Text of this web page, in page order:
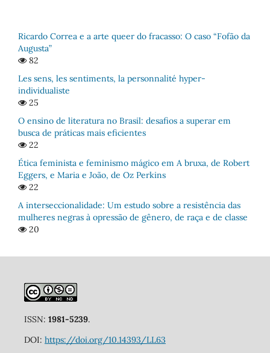
Ricardo Correa e a arte queer do fracasso: O caso “Fofão da
Augusta”
82
Les sens, les sentiments, la personnalité hyper-
individualiste
25
O ensino de literatura no Brasil: desafios a superar em
busca de práticas mais eficientes
22
Ética feminista e feminismo mágico em A bruxa, de Robert
Eggers, e Maria e João, de Oz Perkins
22
A interseccionalidade: Um estudo sobre a resistência das
mulheres negras à opressão de gênero, de raça e de classe
20
ISSN: 1981-5239.
DOI: https://doi.org/10.14393/LL63